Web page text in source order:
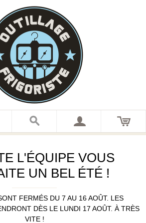
L'ÉQUIPE VOUS
UN BEL ÉTÉ !
FERMÉS DU 7 AU 16 AOÛT. LES
DÈS LE LUNDI 17 AOÛT. À TRÈS
VITE !